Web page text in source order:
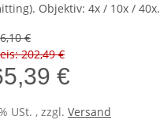
Objektiv: 4x / 10x / 40x.
€
202,49 €
€
USt. , zzgl. Versand